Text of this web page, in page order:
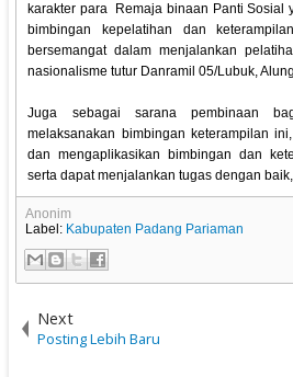
karakter para Remaja binaan Panti Sosial
bimbingan kepelatihan dan
bersemangat dalam menjalankan
nasionalisme tutur Danramil 05/Lubuk,
Juga sebagai sarana pembinaan
melaksanakan bimbingan keterampilan
dan mengaplikasikan bimbingan dan
serta dapat menjalankan tugas dengan
Anonim
Label: Kabupaten Padang Pariaman
Next
Posting Lebih Baru